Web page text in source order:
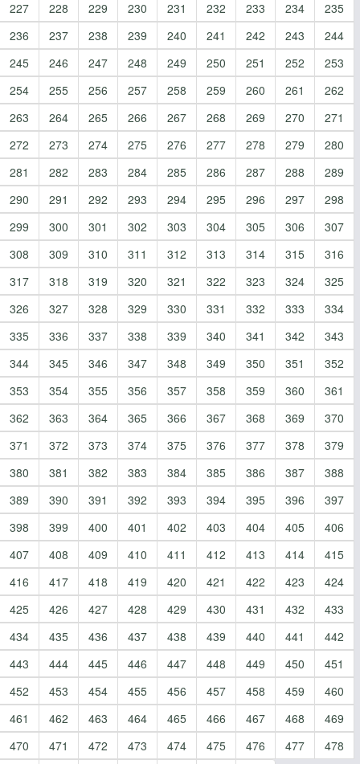
227
228 229 230 231 232 233 234
235
236
237 238 239 240 241 242 243
244
245
246 247 248 249 250 251 252
253
254
255 256 257 258 259 260 261
262
263
264 265 266 267 268 269 270
271
272
273 274 275 276 277 278 279
280
281
282 283 284 285 286 287 288
289
290
291 292 293 294 295 296 297
298
299
300 301 302 303 304 305 306
307
308
309 310 311 312 313 314 315
316
317
318 319 320 321 322 323 324
325
326
327 328 329 330 331 332 333
334
335
336 337 338 339 340 341 342
343
344
345 346 347 348 349 350 351
352
353
354 355 356 357 358 359 360
361
362
363 364 365 366 367 368 369
370
371
372 373 374 375 376 377 378
379
380
381 382 383 384 385 386 387
388
389
390 391 392 393 394 395 396
397
398
399 400 401 402 403 404 405
406
407
408 409 410 411 412 413 414
415
416
417 418 419 420 421 422 423
424
425
426 427 428 429 430 431 432
433
434
435 436 437 438 439 440 441
442
443
444 445 446 447 448 449 450
451
452
453 454 455 456 457 458 459
460
461
462 463 464 465 466 467 468
469
470
471 472 473 474 475 476 477 478